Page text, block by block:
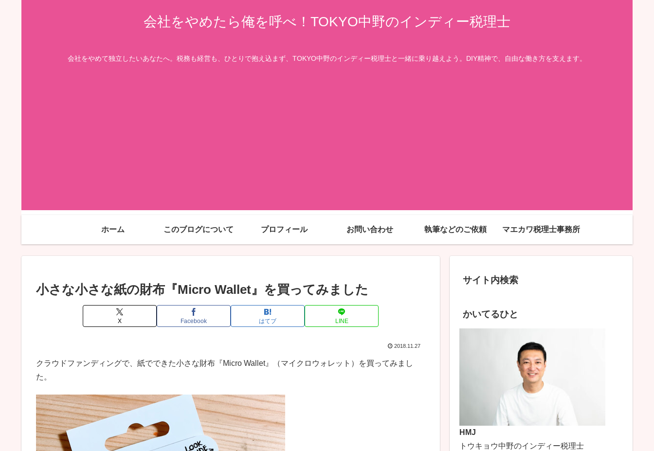
会社をやめたら俺を呼べ！TOKYO中野のインディー税理士
会社をやめて独立したいあなたへ。税務も経営も、ひとりで抱え込まず、TOKYO中野のインディー税理士と一緒に乗り越えよう。DIY精神で、自由な働き方を支えます。
ホーム このブログについて プロフィール お問い合わせ 執筆などのご依頼 マエカワ税理士事務所
小さな小さな紙の財布『Micro Wallet』を買ってみました
X Facebook はてブ LINE
2018.11.27
クラウドファンディングで、紙でできた小さな財布『Micro Wallet』（マイクロウォレット）を買ってみまし
た。
サイト内検索
かいてるひと
HMJ
トウキョウ中野のインディー税理士